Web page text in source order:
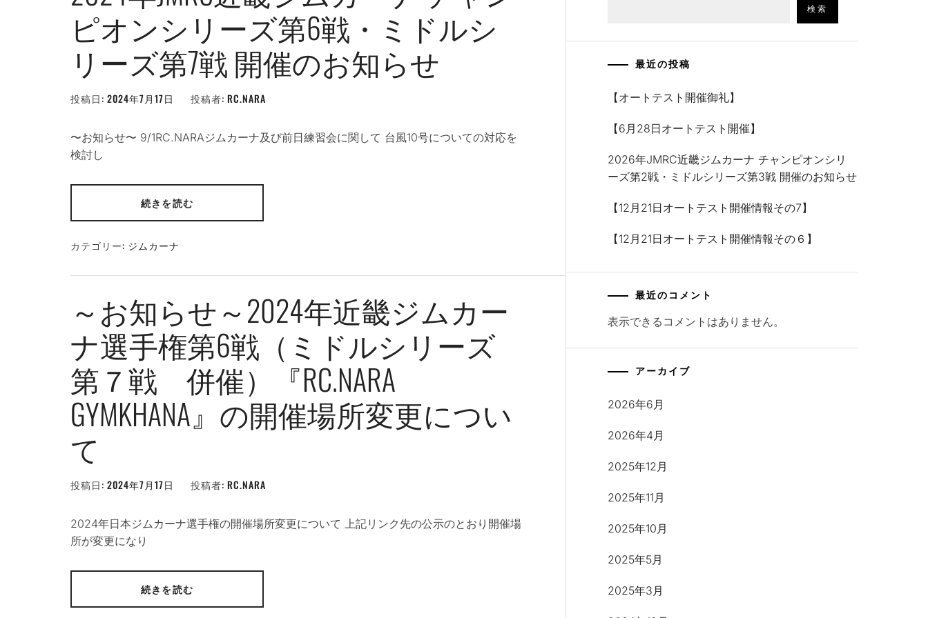
ピオンシリーズ第6戦・ミドルシ
リーズ第7戦 開催のお知らせ
投稿日: 2024年7月17日 投稿者: RC.NARA
〜お知らせ〜 9/1RC.NARAジムカーナ及び前日練習会に関して 台風10号についての対応を
検討し
続きを読む
カテゴリー: ジムカーナ
～お知らせ～2024年近畿ジムカー
ナ選手権第6戦（ミドルシリーズ
第７戦 併催）『RC.NARA
GYMKHANA』の開催場所変更につい
て
投稿日: 2024年7月17日 投稿者: RC.NARA
2024年日本ジムカーナ選手権の開催場所変更について 上記リンク先の公示のとおり開催場
所が変更になり
続きを読む
検索
最近の投稿
【オートテスト開催御礼】
【6月28日オートテスト開催】
2026年JMRC近畿ジムカーナ チャンピオンシリ
ーズ第2戦・ミドルシリーズ第3戦 開催のお知らせ
【12月21日オートテスト開催情報その7】
【12月21日オートテスト開催情報その６】
最近のコメント
表示できるコメントはありません。
アーカイブ
2026年6月
2026年4月
2025年12月
2025年11月
2025年10月
2025年5月
2025年3月